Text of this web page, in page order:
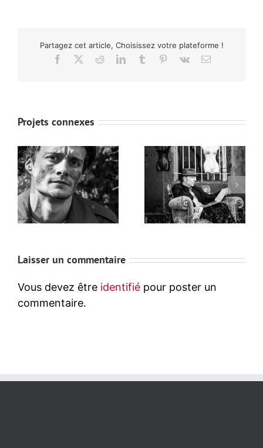
Partagez cet article, Choisissez votre plateforme !
Facebook
RedditLinkedInTumblr Pinterest
Vk Email
Projets connexes
Laisser un commentaire
Vous devez être identifié pour poster un
commentaire.